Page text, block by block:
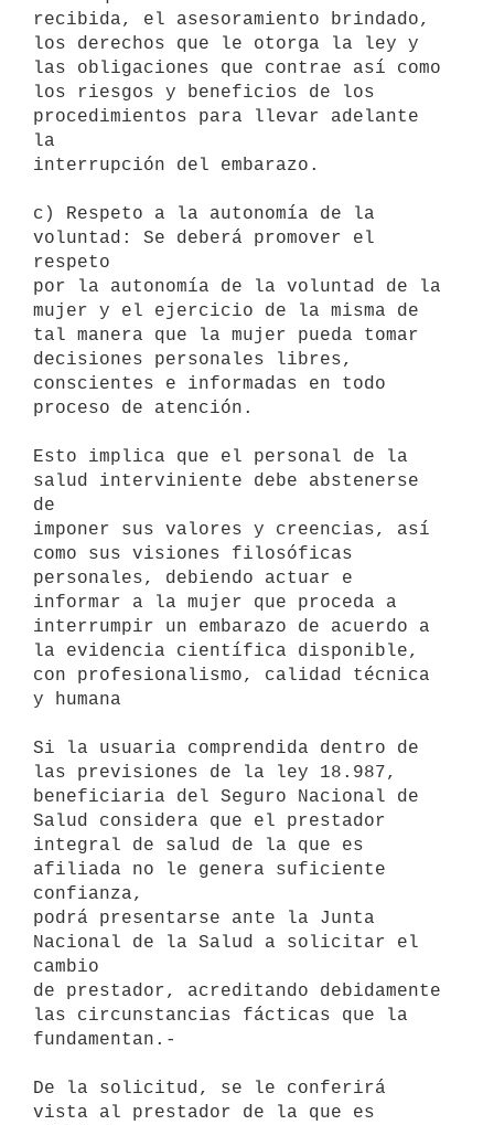
recibida, el asesoramiento brindado,
los derechos que le otorga la ley y
las obligaciones que contrae así como
los riesgos y beneficios de los
procedimientos para llevar adelante
la
interrupción del embarazo.
c) Respeto a la autonomía de la
voluntad: Se deberá promover el
respeto
por la autonomía de la voluntad de la
mujer y el ejercicio de la misma de
tal manera que la mujer pueda tomar
decisiones personales libres,
conscientes e informadas en todo
proceso de atención.
Esto implica que el personal de la
salud interviniente debe abstenerse
de
imponer sus valores y creencias, así
como sus visiones filosóficas
personales, debiendo actuar e
informar a la mujer que proceda a
interrumpir un embarazo de acuerdo a
la evidencia científica disponible,
con profesionalismo, calidad técnica
y humana
Si la usuaria comprendida dentro de
las previsiones de la ley 18.987,
beneficiaria del Seguro Nacional de
Salud considera que el prestador
integral de salud de la que es
afiliada no le genera suficiente
confianza,
podrá presentarse ante la Junta
Nacional de la Salud a solicitar el
cambio
de prestador, acreditando debidamente
las circunstancias fácticas que la
fundamentan.-
De la solicitud, se le conferirá
vista al prestador de la que es